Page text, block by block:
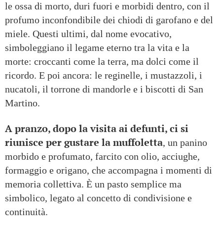
le ossa di morto, duri fuori e morbidi dentro, con il
profumo inconfondibile dei chiodi di garofano e del
miele. Questi ultimi, dal nome evocativo,
simboleggiano il legame eterno tra la vita e la
morte: croccanti come la terra, ma dolci come il
ricordo. E poi ancora: le reginelle, i mustazzoli, i
nucatoli, il torrone di mandorle e i biscotti di San
Martino.
A pranzo, dopo la visita ai defunti, ci si
riunisce per gustare la muffoletta, un panino
morbido e profumato, farcito con olio, acciughe,
formaggio e origano, che accompagna i momenti di
memoria collettiva. È un pasto semplice ma
simbolico, legato al concetto di condivisione e
continuità.